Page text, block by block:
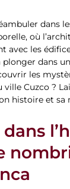
dans
où
avec les
plonger dans
les
ville Cuzco ?
histoire et sa